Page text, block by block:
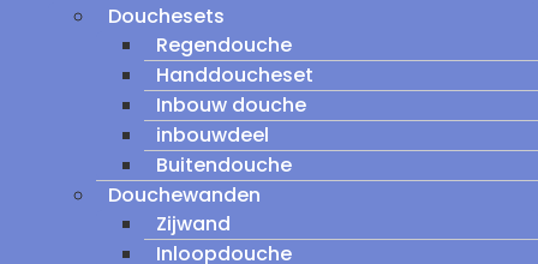
Douchesets
Regendouche
Handdoucheset
Inbouw douche
inbouwdeel
Buitendouche
Douchewanden
Zijwand
Inloopdouche